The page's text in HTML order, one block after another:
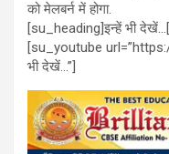
o
o
k
A
p
p
को मेलबर्न में होगा.
[su_heading]इन्हें भी
[su_youtube
भी देखें…”]